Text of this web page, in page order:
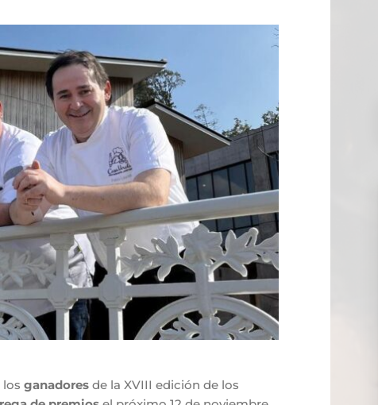
ganadores de la XVIII edición de los